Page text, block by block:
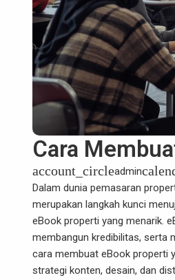
Cara
account_circleadmin
Dalam dunia pemasaran
merupakan langkah kunci
eBook properti yang menarik.
membangun kredibilitas, serta
cara membuat eBook properti
strategi konten, desain, dan